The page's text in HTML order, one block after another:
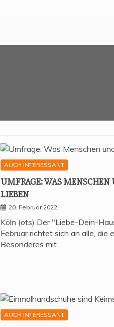
AUCH INTERESSANT
UMFRA­GE: WAS
LIEBEN
20. Februar 2022
Köln (ots) Der "Liebe-Dein-
Februar richtet sich an alle, die
Besonderes mit…
AUCH INTERESSANT